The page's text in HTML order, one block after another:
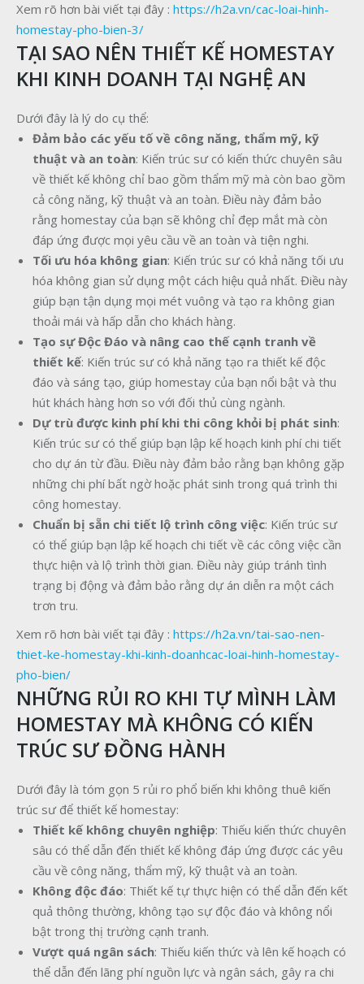
Xem rõ hơn bài viết tại đây : https://h2a.vn/cac-loai-hinh-
homestay-pho-bien-3/
TẠI SAO NÊN THIẾT KẾ HOMESTAY
KHI KINH DOANH TẠI NGHỆ AN
Dưới đây là lý do cụ thể:
Đảm bảo các yếu tố về công năng, thẩm mỹ, kỹ
thuật và an toàn: Kiến trúc sư có kiến thức chuyên sâu
về thiết kế không chỉ bao gồm thẩm mỹ mà còn bao gồm
cả công năng, kỹ thuật và an toàn. Điều này đảm bảo
rằng homestay của bạn sẽ không chỉ đẹp mắt mà còn
đáp ứng được mọi yêu cầu về an toàn và tiện nghi.
Tối ưu hóa không gian: Kiến trúc sư có khả năng tối ưu
hóa không gian sử dụng một cách hiệu quả nhất. Điều này
giúp bạn tận dụng mọi mét vuông và tạo ra không gian
thoải mái và hấp dẫn cho khách hàng.
Tạo sự Độc Đáo và nâng cao thế cạnh tranh về
thiết kế: Kiến trúc sư có khả năng tạo ra thiết kế độc
đáo và sáng tạo, giúp homestay của bạn nổi bật và thu
hút khách hàng hơn so với đối thủ cùng ngành.
Dự trù được kinh phí khi thi công khỏi bị phát sinh:
Kiến trúc sư có thể giúp bạn lập kế hoạch kinh phí chi tiết
cho dự án từ đầu. Điều này đảm bảo rằng bạn không gặp
những chi phí bất ngờ hoặc phát sinh trong quá trình thi
công homestay.
Chuẩn bị sẵn chi tiết lộ trình công việc: Kiến trúc sư
có thể giúp bạn lập kế hoạch chi tiết về các công việc cần
thực hiện và lộ trình thời gian. Điều này giúp tránh tình
trạng bị động và đảm bảo rằng dự án diễn ra một cách
trơn tru.
Xem rõ hơn bài viết tại đây : https://h2a.vn/tai-sao-nen-
thiet-ke-homestay-khi-kinh-doanhcac-loai-hinh-homestay-
pho-bien/
NHỮNG RỦI RO KHI TỰ MÌNH LÀM
HOMESTAY MÀ KHÔNG CÓ KIẾN
TRÚC SƯ ĐỒNG HÀNH
Dưới đây là tóm gọn 5 rủi ro phổ biến khi không thuê kiến
trúc sư để thiết kế homestay:
Thiết kế không chuyên nghiệp: Thiếu kiến thức chuyên
sâu có thể dẫn đến thiết kế không đáp ứng được các yêu
cầu về công năng, thẩm mỹ, kỹ thuật và an toàn.
Không độc đáo: Thiết kế tự thực hiện có thể dẫn đến kết
quả thông thường, không tạo sự độc đáo và không nổi
bật trong thị trường cạnh tranh.
Vượt quá ngân sách: Thiếu kiến thức và lên kế hoạch có
thể dẫn đến lãng phí nguồn lực và ngân sách, gây ra chi